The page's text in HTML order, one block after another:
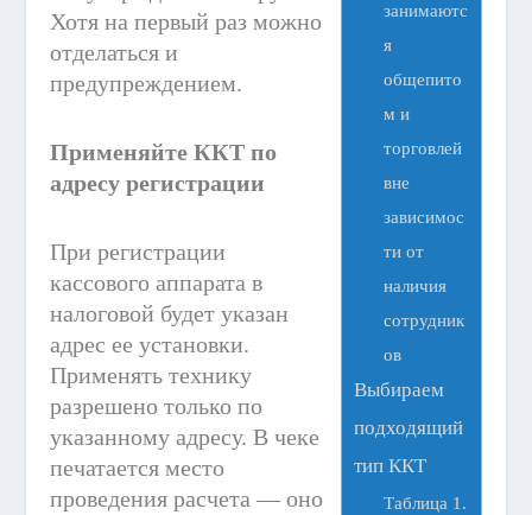
занимаютс
я
общепито
м и
торговлей
вне
зависимос
ти от
наличия
сотрудник
ов
Выбираем
подходящий
тип ККТ
Таблица 1.
Хотя на первый раз можно
отделаться и
предупреждением.
Применяйте ККТ по
адресу регистрации
При регистрации
кассового аппарата в
налоговой будет указан
адрес ее установки.
Применять технику
разрешено только по
указанному адресу. В чеке
печатается место
проведения расчета — оно